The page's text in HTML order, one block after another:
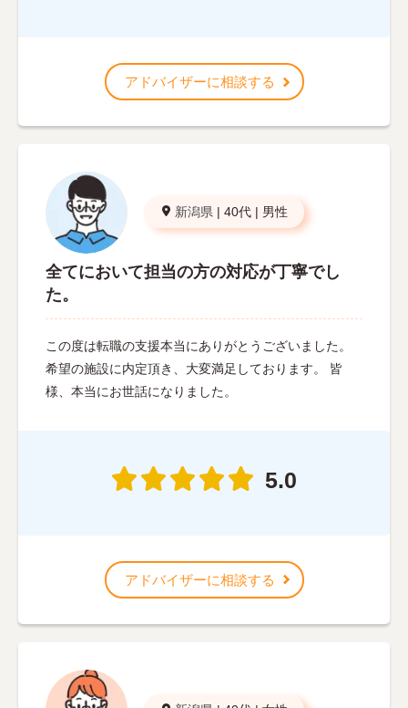
アドバイザーに相談する
新潟県 | 40代 | 男性
全てにおいて担当の方の対応が丁寧でし
た。
この度は転職の支援本当にありがとうございました。
希望の施設に内定頂き、大変満足しております。 皆
様、本当にお世話になりました。
5.0
アドバイザーに相談する